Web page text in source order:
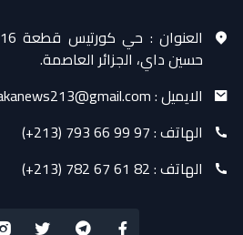
العنوان :
حسين داي، الجزائر العاصمة.
الايميل :
الهاتف :(+213) 793 66 99 97
الهاتف :(+213) 782 67 61 82